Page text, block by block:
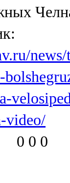
video/
0 0 0